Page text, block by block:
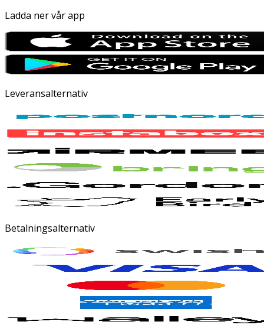
Ladda ner vår app
Leveransalternativ
Betalningsalternativ